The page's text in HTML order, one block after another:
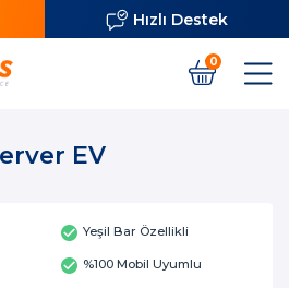
Hızlı Destek
0
EV
Yeşil Bar Özellikli
%100 Mobil Uyumlu